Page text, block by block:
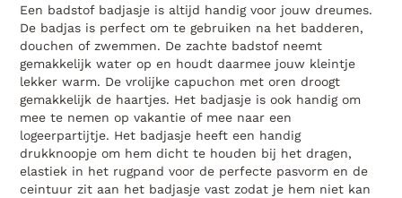
Een badstof badjasje is altijd handig voor jouw dreumes.
De badjas is perfect om te gebruiken na het badderen,
douchen of zwemmen. De zachte badstof neemt
gemakkelijk water op en houdt daarmee jouw kleintje
lekker warm. De vrolijke capuchon met oren droogt
gemakkelijk de haartjes. Het badjasje is ook handig om
mee te nemen op vakantie of mee naar een
logeerpartijtje. Het badjasje heeft een handig
drukknoopje om hem dicht te houden bij het dragen,
elastiek in het rugpand voor de perfecte pasvorm en de
ceintuur zit aan het badjasje vast zodat je hem niet kan